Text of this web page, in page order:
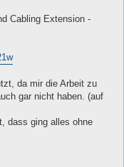
Cabling Extension -
da mir die Arbeit zu
gar nicht haben. (auf
dass ging alles ohne